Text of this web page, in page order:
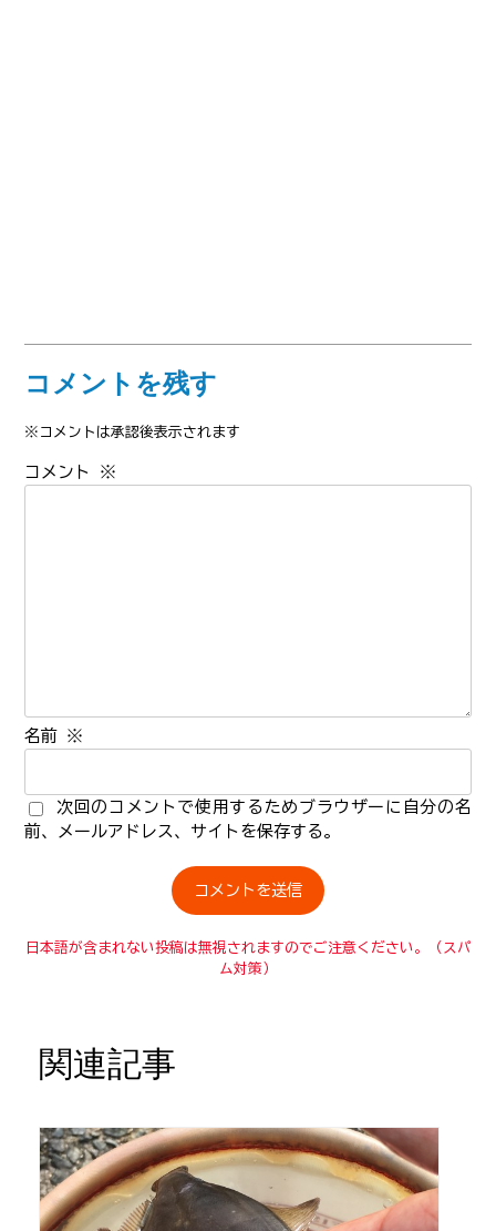
コメントを残す
※コメントは承認後表示されます
コメント ※
名前 ※
次回のコメントで使用するためブラウザーに自分の名
前、メールアドレス、サイトを保存する。
日本語が含まれない投稿は無視されますのでご注意ください。（スパ
ム対策）
関連記事